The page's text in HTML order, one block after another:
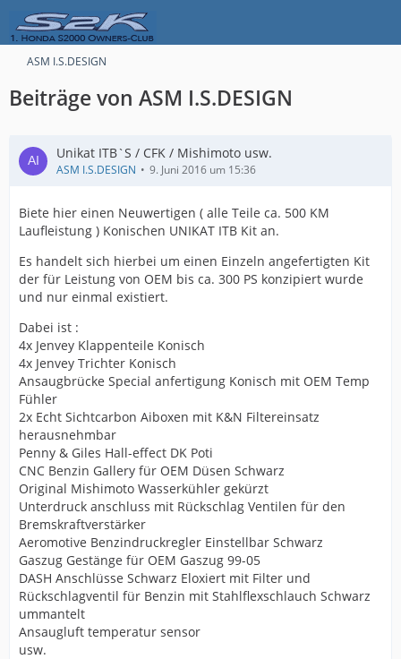
ASM I.S.DESIGN
Beiträge von ASM I.S.DESIGN
Unikat ITB`S / CFK / Mishimoto usw.
ASM I.S.DESIGN 9. Juni 2016 um 15:36
Biete hier einen Neuwertigen ( alle Teile ca. 500 KM
Laufleistung ) Konischen UNIKAT ITB Kit an.
Es handelt sich hierbei um einen Einzeln angefertigten Kit
der für Leistung von OEM bis ca. 300 PS konzipiert wurde
und nur einmal existiert.
Dabei ist :
4x Jenvey Klappenteile Konisch
4x Jenvey Trichter Konisch
Ansaugbrücke Special anfertigung Konisch mit OEM Temp
Fühler
2x Echt Sichtcarbon Aiboxen mit K&N Filtereinsatz
herausnehmbar
Penny & Giles Hall-effect DK Poti
CNC Benzin Gallery für OEM Düsen Schwarz
Original Mishimoto Wasserkühler gekürzt
Unterdruck anschluss mit Rückschlag Ventilen für den
Bremskraftverstärker
Aeromotive Benzindruckregler Einstellbar Schwarz
Gaszug Gestänge für OEM Gaszug 99-05
DASH Anschlüsse Schwarz Eloxiert mit Filter und
Rückschlagventil für Benzin mit Stahlflexschlauch Schwarz
ummantelt
Ansaugluft temperatur sensor
usw.